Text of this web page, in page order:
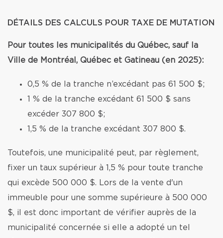
DÉTAILS DES CALCULS POUR TAXE DE MUTATION
Pour toutes les municipalités du Québec, sauf la
Ville de Montréal, Québec et Gatineau (en 2025):
0,5 % de la tranche n’excédant pas 61 500 $;
1 % de la tranche excédant 61 500 $ sans
excéder 307 800 $;
1,5 % de la tranche excédant 307 800 $.
Toutefois, une municipalité peut, par règlement,
fixer un taux supérieur à 1,5 % pour toute tranche
qui excède 500 000 $. Lors de la vente d'un
immeuble pour une somme supérieure à 500 000
$, il est donc important de vérifier auprès de la
municipalité concernée si elle a adopté un tel